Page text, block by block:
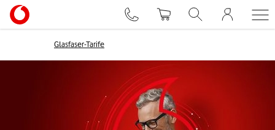
Glasfaser-Tarife